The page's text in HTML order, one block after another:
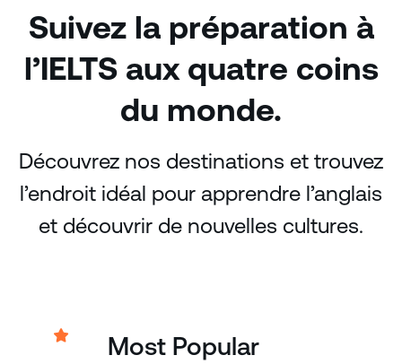
Suivez la préparation à
l’IELTS aux quatre coins
du monde.
Découvrez nos destinations et trouvez
l’endroit idéal pour apprendre l’anglais
et découvrir de nouvelles cultures.
Most Popular